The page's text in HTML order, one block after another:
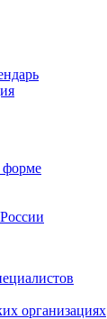
форме
организациях